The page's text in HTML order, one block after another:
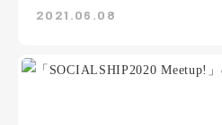
2021.06.08